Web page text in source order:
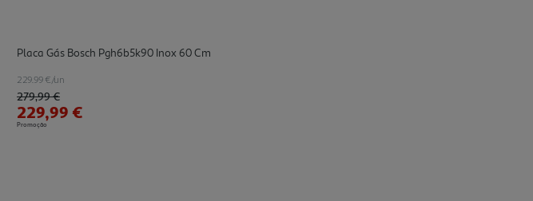
Placa Gás Bosch Pgh6b5k90 Inox 60 Cm
229.99 €/un
Price reduced from
279,99 €to
229,99 €
Promoção